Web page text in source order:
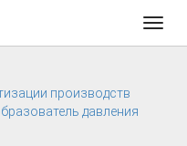
производств
давления